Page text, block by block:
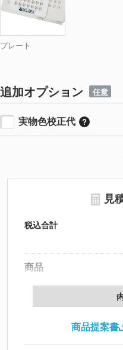
プレート
追加オプション 任意
実物色校正代
見
税込合計
商品
製版代
印刷代
北海道・沖縄
商品提案書